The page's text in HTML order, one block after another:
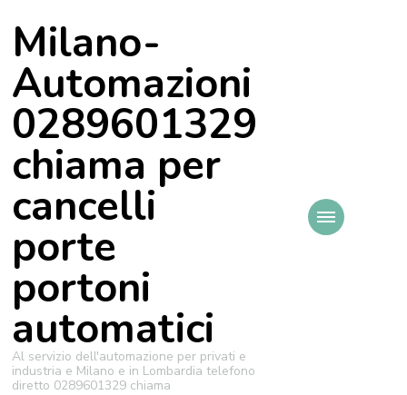
Milano-
Automazioni
0289601329
chiama per
cancelli
porte
portoni
automatici
Al servizio dell'automazione per privati e
industria e Milano e in Lombardia telefono
diretto 0289601329 chiama